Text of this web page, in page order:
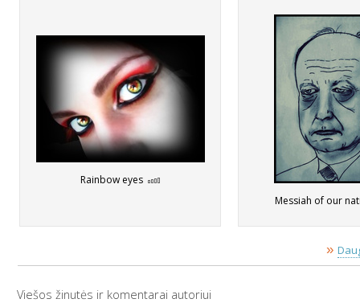
Rainbow eyes
Messiah of our
»
Viešos žinutės ir komentarai autoriui